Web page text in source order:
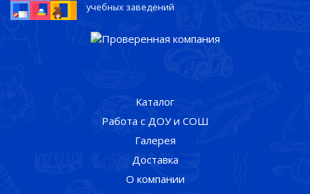
учебных заведений
Каталог
Работа с ДОУ и СОШ
Галерея
Доставка
О компании